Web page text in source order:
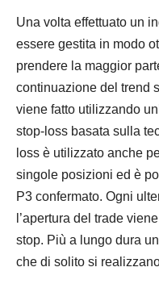
Una volta effettuato un
essere gestita in modo
prendere la maggior
continuazione del trend
viene fatto utilizzando
stop-loss basata sulla
loss è utilizzato anche
singole posizioni ed è
P3 confermato. Ogni
l’apertura del trade
stop. Più a lungo dura
che di solito si